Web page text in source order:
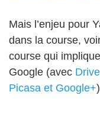
Mais l’enjeu pour
dans la course,
course qui
Google (avec
Picasa et Google+